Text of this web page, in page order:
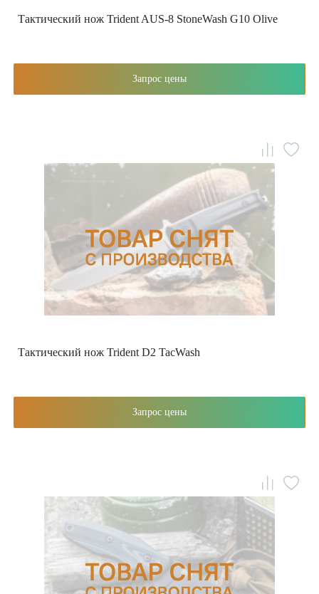
Тактический нож Trident AUS-8 StoneWash G10 Olive
Запрос цены
Тактический нож Trident D2 TacWash
Запрос цены